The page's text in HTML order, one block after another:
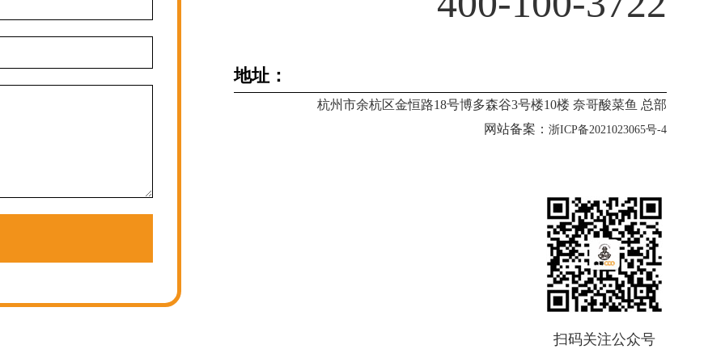
地址：
杭州市余杭区金恒路18号博多森谷3号楼10楼 奈哥酸菜鱼 总部
网站备案： 浙ICP备2021023065号-4
扫码关注公众号